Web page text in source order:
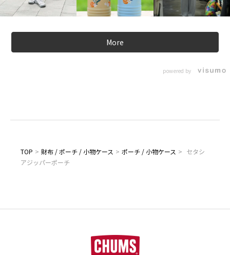
More
powered by
TOP > 財布 / ポーチ / 小物ケース > ポーチ / 小物ケース > セタシ
アジッパーポーチ